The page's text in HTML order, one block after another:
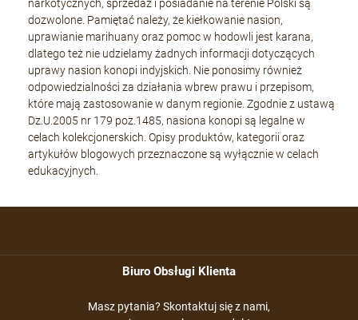
narkotycznych, sprzedaż i posiadanie na terenie Polski są
dozwolone. Pamiętać należy, że kiełkowanie nasion,
uprawianie marihuany oraz pomoc w hodowli jest karana,
dlatego też nie udzielamy żadnych informacji dotyczących
uprawy nasion konopi indyjskich. Nie ponosimy również
odpowiedzialności za działania wbrew prawu i przepisom,
które mają zastosowanie w danym regionie. Zgodnie z ustawą
Dz.U.2005 nr 179 poz.1485, nasiona konopi są legalne w
celach kolekcjonerskich. Opisy produktów, kategorii oraz
artykułów blogowych przeznaczone są wyłącznie w celach
edukacyjnych.
Biuro Obsługi Klienta
Masz pytania? Skontaktuj się z nami,